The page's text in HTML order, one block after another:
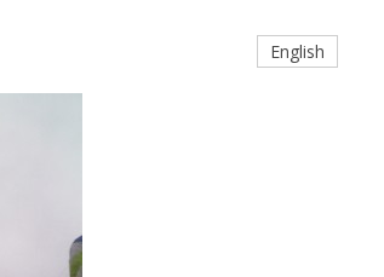
English